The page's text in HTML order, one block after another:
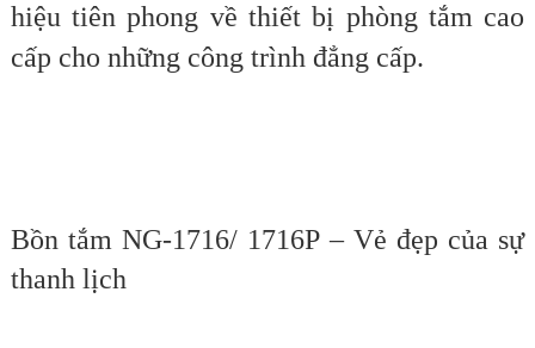
hiệu tiên phong về thiết bị phòng tắm cao
cấp cho những công trình đẳng cấp.
Bồn tắm NG-1716/ 1716P – Vẻ đẹp của sự
thanh lịch